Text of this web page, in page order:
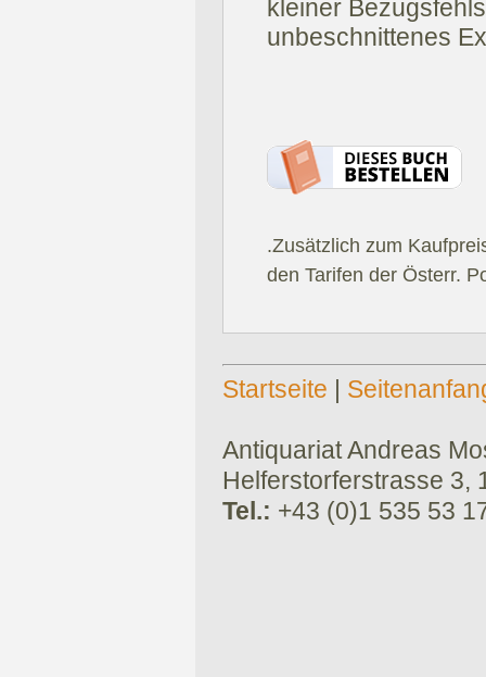
kleiner
unbeschnittenes
.Zusätzlich zum
den Tarifen der Österr.
Startseite |
Antiquariat Andreas
Helferstorferstrasse 3,
Tel.: +43 (0)1 535 53